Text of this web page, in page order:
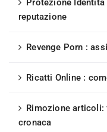
Protezione
reputazione
Revenge Porn :
Ricatti Online :
Rimozione
cronaca